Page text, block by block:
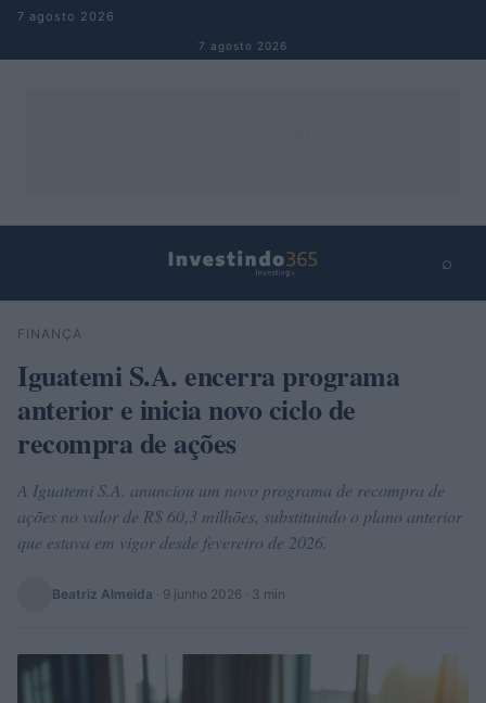
Pular para o conteúdo
7 agosto 2026
7 agosto 2026
⌕
Buscar
FINANÇA
Iguatemi S.A. encerra programa
anterior e inicia novo ciclo de
recompra de ações
A Iguatemi S.A. anunciou um novo programa de recompra de
ações no valor de R$ 60,3 milhões, substituindo o plano anterior
que estava em vigor desde fevereiro de 2026.
Beatriz Almeida · 9 junho 2026 · 3 min